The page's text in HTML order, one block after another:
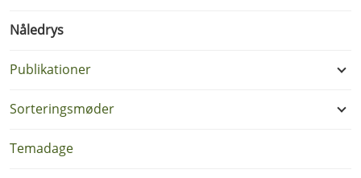
Nåledrys
Publikationer
Sorteringsmøder
Temadage